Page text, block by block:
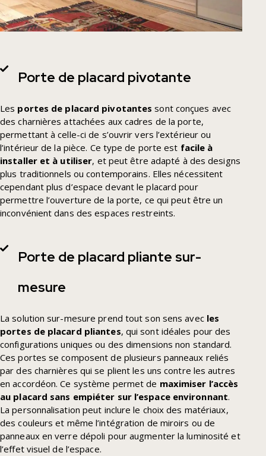
Porte de placard pivotante
Les portes de placard pivotantes sont conçues avec
des charnières attachées aux cadres de la porte,
permettant à celle-ci de s’ouvrir vers l’extérieur ou
l’intérieur de la pièce. Ce type de porte est facile à
installer et à utiliser, et peut être adapté à des designs
plus traditionnels ou contemporains. Elles nécessitent
cependant plus d’espace devant le placard pour
permettre l’ouverture de la porte, ce qui peut être un
inconvénient dans des espaces restreints.
Porte de placard pliante sur-
mesure
La solution sur-mesure prend tout son sens avec les
portes de placard pliantes, qui sont idéales pour des
configurations uniques ou des dimensions non standard.
Ces portes se composent de plusieurs panneaux reliés
par des charnières qui se plient les uns contre les autres
en accordéon. Ce système permet de maximiser l’accès
au placard sans empiéter sur l’espace environnant.
La personnalisation peut inclure le choix des matériaux,
des couleurs et même l’intégration de miroirs ou de
panneaux en verre dépoli pour augmenter la luminosité et
l’effet visuel de l’espace.